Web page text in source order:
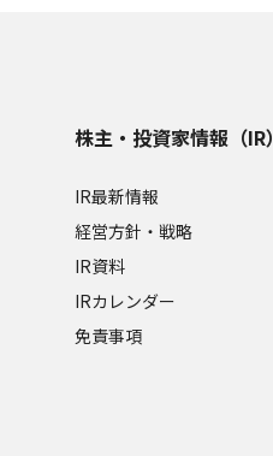
株主・投資家情報（IR）
IR最新情報
経営方針・戦略
IR資料
IRカレンダー
免責事項